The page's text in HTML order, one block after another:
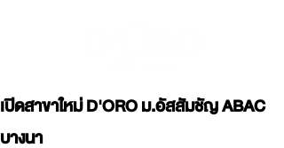
เปิดสาขาใหม่ D'ORO ม.อัสสัมชัญ ABAC
บางนา